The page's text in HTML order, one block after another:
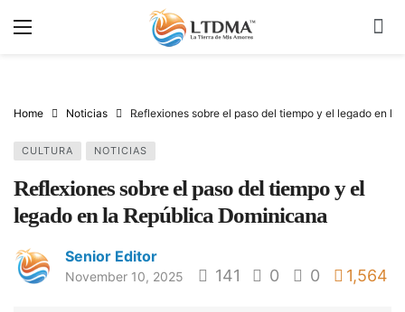
Home Noticias Reflexiones sobre el paso del tiempo y el legado en la
CULTURA NOTICIAS
Reflexiones sobre el paso del tiempo y el
legado en la República Dominicana
Senior Editor
November 10, 2025 141 0 0 1,564